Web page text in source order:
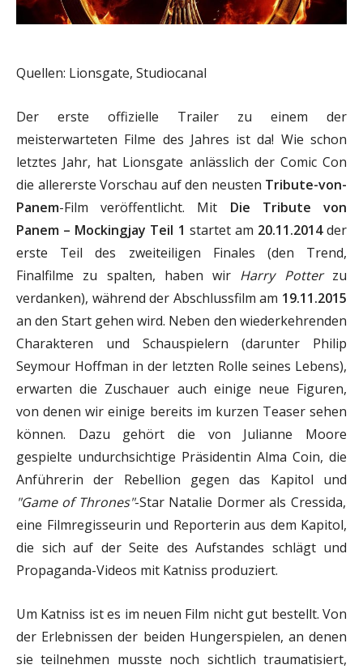
Quellen: Lionsgate, Studiocanal
Der erste offizielle Trailer zu einem der
meisterwarteten Filme des Jahres ist da! Wie schon
letztes Jahr, hat Lionsgate anlässlich der Comic Con
die allererste Vorschau auf den neusten Tribute-von-
Panem-Film veröffentlicht. Mit Die Tribute von
Panem – Mockingjay Teil 1 startet am 20.11.2014der
erste Teil des zweiteiligen Finales (den Trend,
Finalfilme zu spalten, haben wir Harry Potterzu
verdanken), während der Abschlussfilm am 19.11.2015
an den Start gehen wird. Neben den wiederkehrenden
Charakteren und Schauspielern (darunter Philip
Seymour Hoffman in der letzten Rolle seines Lebens),
erwarten die Zuschauer auch einige neue Figuren,
von denen wir einige bereits im kurzen Teaser sehen
können. Dazu gehört die von Julianne Moore
gespielte undurchsichtige Präsidentin Alma Coin, die
Anführerin der Rebellion gegen das Kapitol und
"Game of Thrones"-Star Natalie Dormer als Cressida,
eine Filmregisseurin und Reporterin aus dem Kapitol,
die sich auf der Seite des Aufstandes schlägt und
Propaganda-Videos mit Katniss produziert.
Um Katniss ist es im neuen Film nicht gut bestellt. Von
der Erlebnissen der beiden Hungerspielen, an denen
sie teilnehmen musste noch sichtlich traumatisiert,